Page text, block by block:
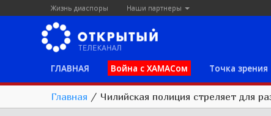
Жизнь диаспоры Наши партнеры
ГЛАВНАЯ Война с ХАМАСом Точка зрения
Главная / Чилийская полиция стреляет для